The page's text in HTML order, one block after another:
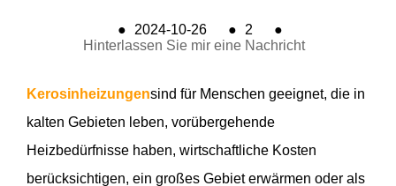
● 2024-10-26 ● 2
●
Hinterlassen Sie mir eine Nachricht
Kerosinheizungensind für Menschen geeignet, die in
kalten Gebieten leben, vorübergehende
Heizbedürfnisse haben, wirtschaftliche Kosten
berücksichtigen, ein großes Gebiet erwärmen oder als